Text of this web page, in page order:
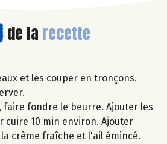
de la recette
et les couper en tronçons.
faire fondre le beurre. Ajouter les
cuire 10 min environ. Ajouter
crème fraîche et l'ail émincé.